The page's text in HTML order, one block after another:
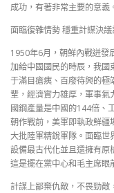
成功，有著非常主要的意義
面臨復雜情勢 穩重計謀決議
1950年6月，朝鮮內戰迸發
加給中國國民的時辰，我國
于滿目瘡痍、百廢待興的極
輩，經濟實力雄厚，軍事氣
國鋼產量是中國的144倍、
朝作戰前，美軍即執政鮮
大批陸軍精銳軍隊。面臨世
設備最古代化並且還擁有原
這是擺在黨中心和毛主席眼
計謀上鄙棄仇敵，不畏勁